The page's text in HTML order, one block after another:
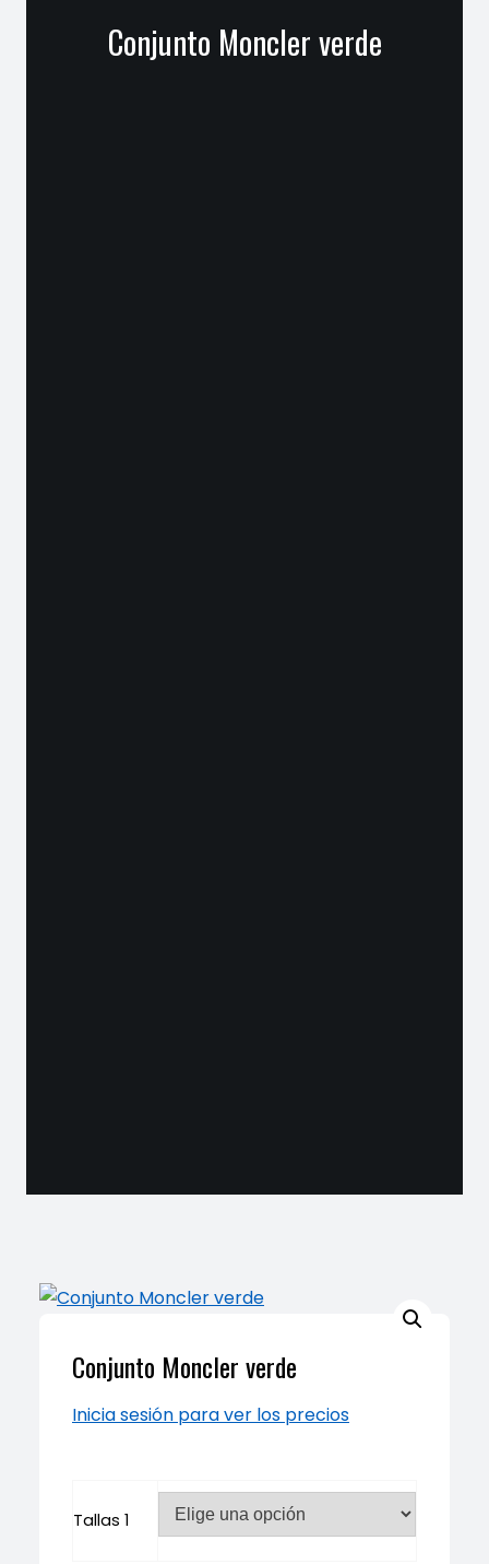
Conjunto Moncler verde
Conjunto Moncler verde
Inicia sesión para ver los precios
Tallas 1